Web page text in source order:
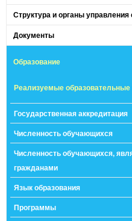
Структура и органы
Документы
Образование
Реализуемые
Государственная аккредитация
Численность обучающихся
Численность обучающихся,
гражданами
Язык образования
Программы